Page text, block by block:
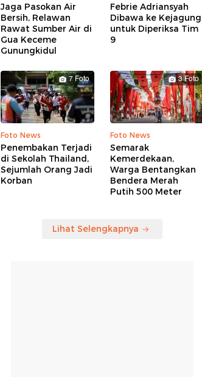
Jaga Pasokan Air
Bersih, Relawan
Rawat Sumber Air di
Gua Keceme
Gunungkidul
Febrie Adriansyah
Dibawa ke Kejagung
untuk Diperiksa Tim
9
7 Foto
Foto News
Penembakan Terjadi
di Sekolah Thailand,
Sejumlah Orang Jadi
Korban
3 Foto
Foto News
Semarak
Kemerdekaan,
Warga Bentangkan
Bendera Merah
Putih 500 Meter
Lihat Selengkapnya